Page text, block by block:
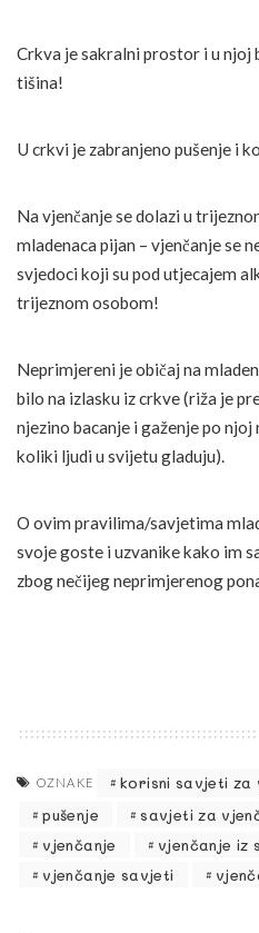
Crkva je sakralni prostor i u njoj
tišina!
U crkvi je zabranjeno pušenje i
Na vjenčanje se dolazi u
mladenaca pijan – vjenčanje se
svjedoci koji su pod utjecajem
trijeznom osobom!
Neprimjereni je običaj na
bilo na izlasku iz crkve (riža je
njezino bacanje i gaženje po
koliki ljudi u svijetu gladuju).
O ovim pravilima/savjetima
svoje goste i uzvanike kako im
zbog nečijeg neprimjerenog
OZNAKE korisni savjeti za
pušenje
savjeti za
vjenčanje
vjenčanje iz
vjenčanje savjeti